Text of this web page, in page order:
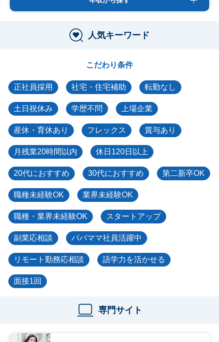
人気キーワード
こだわり条件
正社員採用 社宅・住宅補助 転勤なし
土日祝休み 学歴不問 上場企業
産休・育休あり フレックス 賞与あり
月残業20時間以内 休日120日以上
20代におすすめ 30代におすすめ 第二新卒OK
職種未経験OK 業界未経験OK
職種・業界未経験OK スタートアップ
副業応相談 パパママ社員活躍中
リモート勤務応相談 語学力を活かせる
面接1回
専門サイト